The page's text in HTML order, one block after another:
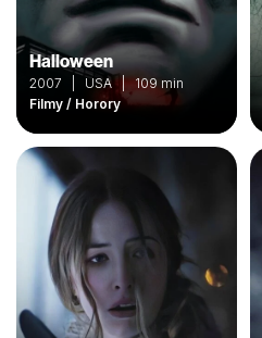
Halloween
2007 | USA | 109 min
Filmy / Horory